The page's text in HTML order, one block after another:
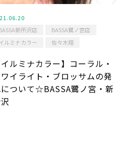
新所沢店
BASSA鷺ノ宮店
イルミナカラー
佐々木翔
イルミナカラー】コーラル・
ワイライト・ブロッサムの発
ついて☆BASSA鷺ノ宮・新